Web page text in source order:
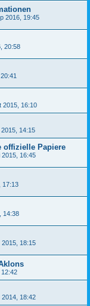
2016, 19:45
20:58
2015, 16:10
14:15
offizielle Papiere
2015, 16:45
17:13
14:38
2015, 18:15
2014, 18:42